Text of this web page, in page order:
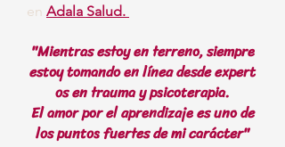
en Adala Salud.
"Mientras estoy en terreno, siempre
estoy tomando en línea desdeexpert
os en trauma y psicoterapia.
El amor por el aprendizaje es uno de
los puntos fuertes de mi carácter"